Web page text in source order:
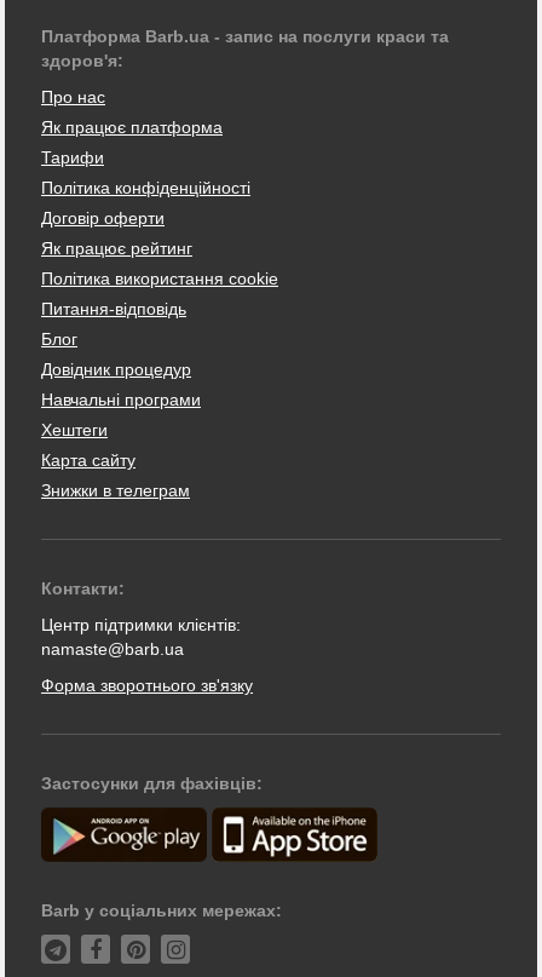
Платформа Barb.ua - запис на послуги краси та
здоров'я:
Про нас
Як працює платформа
Тарифи
Політика конфіденційності
Договір оферти
Як працює рейтинг
Політика використання cookie
Питання-відповідь
Блог
Довідник процедур
Навчальні програми
Хештеги
Карта сайту
Знижки в телеграм
Контакти:
Центр підтримки клієнтів:
namaste@barb.ua
Форма зворотнього зв'язку
Застосунки для фахівців:
Barb у соціальних мережах: